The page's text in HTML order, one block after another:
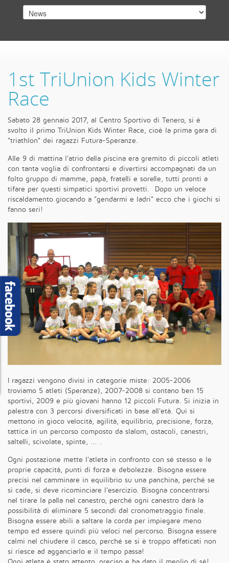
1st TriUnion Kids Winter
Race
Sabato 28 gennaio 2017, al Centro Sportivo di Tenero, si è
svolto il primo TriUnion Kids Winter Race, cioè la prima gara di
"triathlon" dei ragazzi Futura-Speranze.
Alle 9 di mattina l'atrio della piscina era gremito di piccoli atleti
con tanta voglia di confrontarsi e divertirsi accompagnati da un
folto gruppo di mamme, papà, fratelli e sorelle, tutti pronti a
tifare per questi simpatici sportivi provetti. Dopo un veloce
riscaldamento giocando a "gendarmi e ladri" ecco che i giochi si
fanno seri!
I ragazzi vengono divisi in categorie miste: 2005-2006
troviamo 5 atleti (Speranze), 2007-2008 si contano ben 15
sportivi, 2009 e più giovani hanno 12 piccoli Futura. Si inizia in
palestra con 3 percorsi diversificati in base all'età. Qui si
mettono in gioco velocità, agilità, equilibrio, precisione, forza,
tattica in un percorso composto da slalom, ostacoli, canestri,
saltelli, scivolate, spinte, ... .
Ogni postazione mette l'atleta in confronto con sé stesso e le
proprie capacità, punti di forza e debolezze. Bisogna essere
precisi nel camminare in equilibrio su una panchina, perché se
si cade, si deve ricominciare l'esercizio. Bisogna concentrarsi
nel tirare la palla nel canestro, perché ogni canestro darà la
possibilità di eliminare 5 secondi dal cronometraggio finale.
Bisogna essere abili a saltare la corda per impiegare meno
tempo ed essere quindi più veloci nel percorso. Bisogna essere
calmi nel chiudere il casco, perché se si è troppo affaticati non
si riesce ad agganciarlo e il tempo passa!